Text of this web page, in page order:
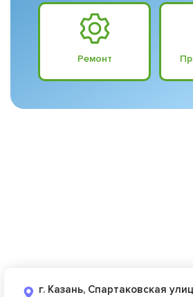
Ремонт
г. Казань, Спартаковская